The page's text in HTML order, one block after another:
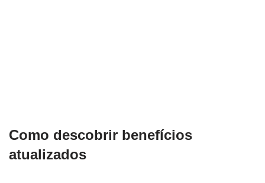
Como descobrir benefícios
atualizados